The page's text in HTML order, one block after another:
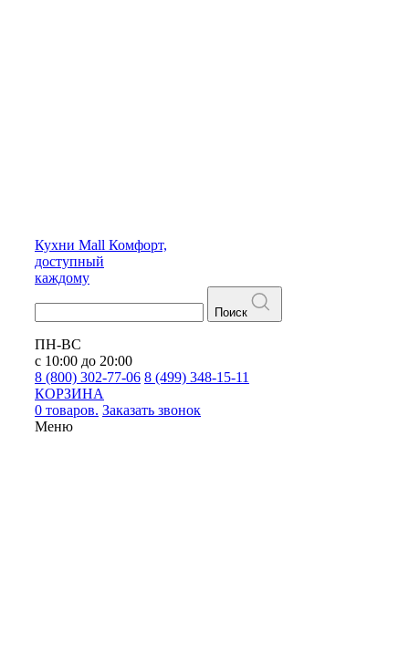
Кухни Mall Комфорт,
доступный
каждому
Поиск
ПН-ВС
с 10:00 до 20:00
8 (800) 302-77-06 8 (499) 348-15-11
КОРЗИНА
0 товаров. Заказать звонок
Меню